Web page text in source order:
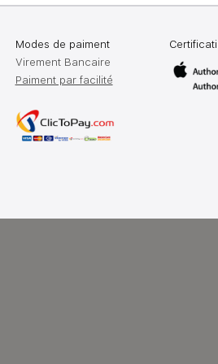
Modes de paiment
Virement Bancaire
Paiment par facilité